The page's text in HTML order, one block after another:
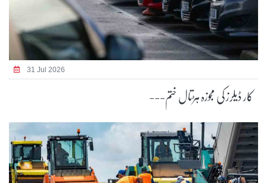
31 Jul 2026
کار ڈیلرز کی مجوزہ ہڑتال ختم---